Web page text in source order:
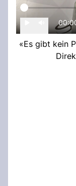
«Es gibt kein